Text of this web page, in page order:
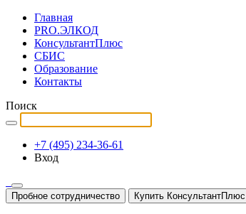
Главная
PRO.ЭЛКОД
КонсультантПлюс
СБИС
Образование
Контакты
Поиск
+7 (495) 234-36-61
Вход
Пробное сотрудничество Купить КонсультантПлюс